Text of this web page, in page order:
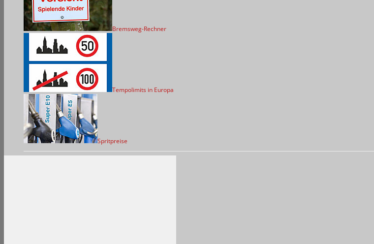
Bremsweg-Rechner
Tempolimits in Europa
Spritpreise